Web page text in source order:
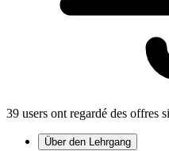
39 users ont regardé des offres
Über den Lehrgang